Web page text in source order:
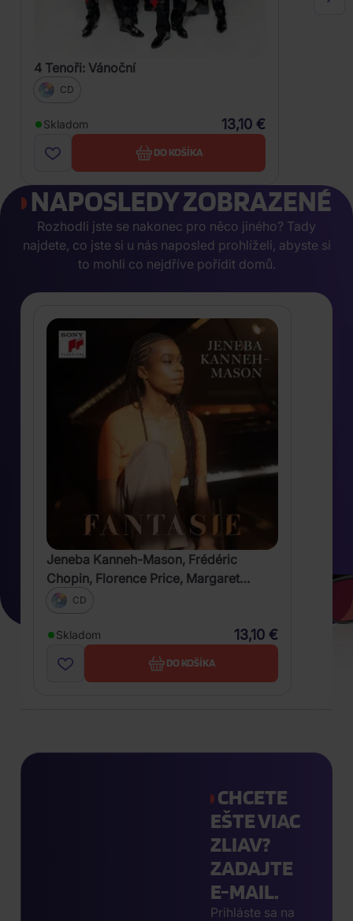
4 Tenoři: Vánoční
CD
Skladom 13,10 €
DO KOŠÍKA
NAPOSLEDY ZOBRAZENÉ
Rozhodli jste se nakonec pro něco jiného? Tady
najdete, co jste si u nás naposled prohlíželi, abyste si
to mohli co nejdříve pořídit domů.
Jeneba Kanneh-Mason, Frédéric
Chopin, Florence Price, Margaret
Bonds, William Grant Still, Claude
CD
Skladom 13,10 €
DO KOŠÍKA
CHCETE
EŠTE VIAC
ZLIAV?
ZADAJTE
E-MAIL.
Prihláste sa na